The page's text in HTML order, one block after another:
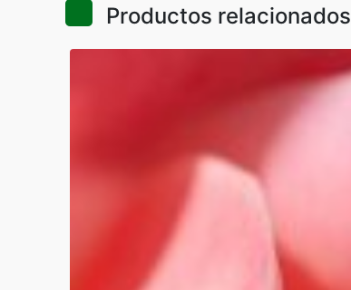
Productos relacionados